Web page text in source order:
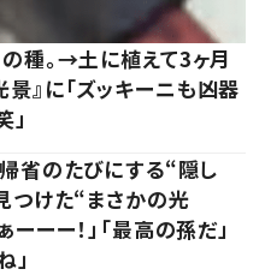
種。→土に植えて3ヶ月
』に「ズッキーニも凶器
」
省のたびにする“隠し
つけた“まさかの光
ーー！」「最高の孫だ」
」